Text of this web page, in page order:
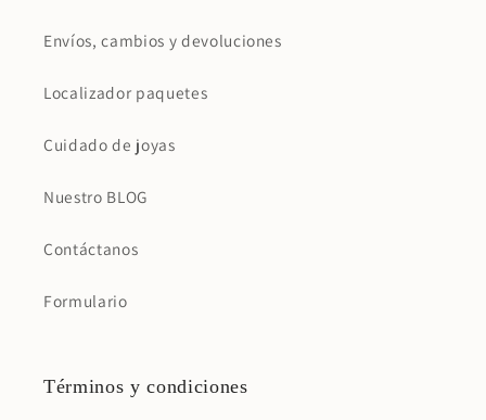
Envíos, cambios y devoluciones
Localizador paquetes
Cuidado de joyas
Nuestro BLOG
Contáctanos
Formulario
Términos y condiciones